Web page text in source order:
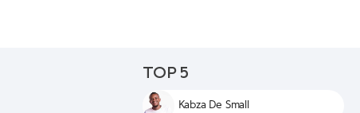
TOP 5
Kabza De Small